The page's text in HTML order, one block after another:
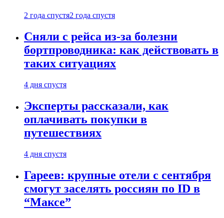
2 года спустя2 года спустя
Сняли с рейса из-за болезни
бортпроводника: как действовать в
таких ситуациях
4 дня спустя
Эксперты рассказали, как
оплачивать покупки в
путешествиях
4 дня спустя
Гареев: крупные отели с сентября
смогут заселять россиян по ID в
“Максе”